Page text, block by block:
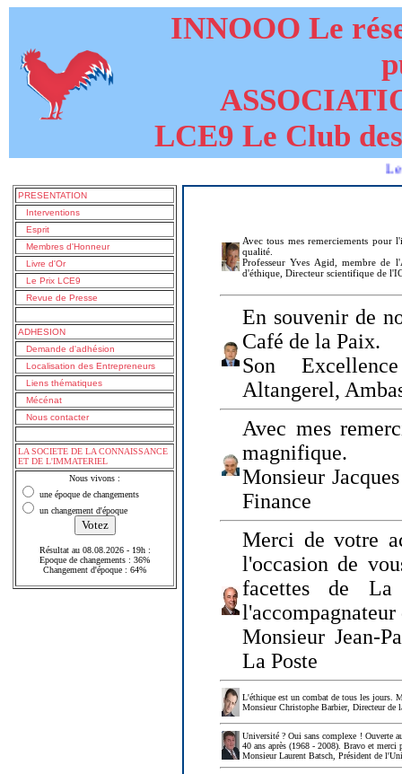
INNOOO Le
LCE9 Le Club
Le livre de
PRESENTATION
Interventions
Esprit
Membres d'Honneur
Livre d'Or
Le Prix LCE9
Revue de Presse
ADHESION
Demande d'adhésion
Localisation des Entrepreneurs
Liens thématiques
Mécénat
Nous contacter
LA SOCIETE DE LA CONNAISSANCE
ET DE L'IMMATERIEL
Nous vivons :
une époque de changements
un changement d'époque
Résultat au 08.08.2026 - 19h :
Epoque de changements : 36%
Changement d'époque : 64%
Avec tous mes remerciements pour
qualité.
Professeur Yves Agid, membre de
d'éthique, Directeur scientifique de
En souvenir de
Café de la Paix.
Son
Altangerel,
Avec mes
magnifique.
Monsieur
Finance
Merci de votre
l'occasion de
facettes de
Monsieur Jean-
La Poste
L'éthique est un combat de tous les jours.
Monsieur Christophe Barbier, Directeur de
Université ? Oui sans complexe ! Ouverte
40 ans après (1968 - 2008). Bravo et merci
Monsieur Laurent Batsch, Président de